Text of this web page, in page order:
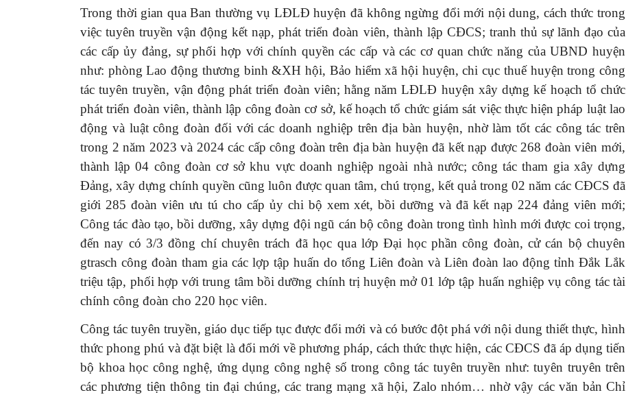
Trong thời gian qua Ban thường vụ LĐLĐ huyện đã không ngừng đổi mới nội dung, cách thức trong
việc tuyên truyền vận động kết nạp, phát triển đoàn viên, thành lập CĐCS; tranh thủ sự lãnh đạo của
các cấp ủy đảng, sự phối hợp với chính quyền các cấp và các cơ quan chức năng của UBND huyện
như: phòng Lao động thương binh &XH hội, Bảo hiểm xã hội huyện, chi cục thuế huyện trong công
tác tuyên truyền, vận động phát triển đoàn viên; hằng năm LĐLĐ huyện xây dựng kế hoạch tổ chức
phát triển đoàn viên, thành lập công đoàn cơ sở, kế hoạch tổ chức giám sát việc thực hiện pháp luật lao
động và luật công đoàn đối với các doanh nghiệp trên địa bàn huyện, nhờ làm tốt các công tác trên
trong 2 năm 2023 và 2024 các cấp công đoàn trên địa bàn huyện đã kết nạp được 268 đoàn viên mới,
thành lập 04 công đoàn cơ sở khu vực doanh nghiệp ngoài nhà nước; công tác tham gia xây dựng
Đảng, xây dựng chính quyền cũng luôn được quan tâm, chú trọng, kết quả trong 02 năm các CĐCS đã
giới 285 đoàn viên ưu tú cho cấp ủy chi bộ xem xét, bồi dưỡng và đã kết nạp 224 đảng viên mới;
Công tác đào tạo, bồi dưỡng, xây dựng đội ngũ cán bộ công đoàn trong tình hình mới được coi trọng,
đến nay có 3/3 đồng chí chuyên trách đã học qua lớp Đại học phần công đoàn, cử cán bộ chuyên
gtrasch công đoàn tham gia các lợp tập huấn do tổng Liên đoàn và Liên đoàn lao động tỉnh Đắk Lắk
triệu tập, phối hợp với trung tâm bồi dưỡng chính trị huyện mở 01 lớp tập huấn nghiệp vụ công tác tài
chính công đoàn cho 220 học viên.
Công tác tuyên truyền, giáo dục tiếp tục được đổi mới và có bước đột phá với nội dung thiết thực, hình
thức phong phú và đặt biệt là đổi mới về phương pháp, cách thức thực hiện, các CĐCS đã áp dụng tiến
bộ khoa học công nghệ, ứng dụng công nghệ số trong công tác tuyên truyền như: tuyên truyên trên
các phương tiện thông tin đại chúng, các trang mạng xã hội, Zalo nhóm… nhờ vậy các văn bản Chỉ